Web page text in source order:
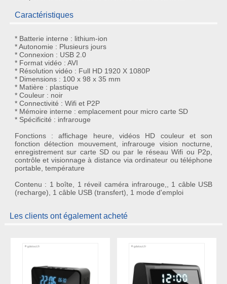
Caractéristiques
* Batterie interne : lithium-ion
* Autonomie : Plusieurs jours
* Connexion : USB 2.0
* Format vidéo : AVI
* Résolution vidéo : Full HD 1920 X 1080P
* Dimensions : 100 x 98 x 35 mm
* Matière : plastique
* Couleur : noir
* Connectivité : Wifi et P2P
* Mémoire interne : emplacement pour micro carte SD
* Spécificité : infrarouge
Fonctions : affichage heure, vidéos HD couleur et son
fonction détection mouvement, infrarouge vision nocturne,
enregistrement sur carte SD ou par le réseau Wifi ou P2p,
contrôle et visionnage à distance via ordinateur ou téléphone
portable, température
Contenu : 1 boîte, 1 réveil caméra infrarouge,, 1 câble USB
(recharge), 1 câble USB (transfert), 1 mode d'emploi
Les clients ont également acheté